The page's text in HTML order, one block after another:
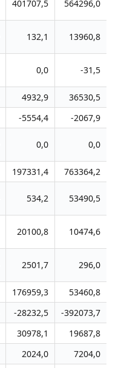
401707,5 564296,0
132,1 13960,8
0,0 -31,5
4932,9
36530,5
-5554,4 -2067,9
0,0 0,0
197331,4 763364,2
534,2 53490,5
20100,8 10474,6
2501,7 296,0
176959,3
53460,8
-28232,5 -392073,7
30978,1 19687,8
2024,0 7204,0